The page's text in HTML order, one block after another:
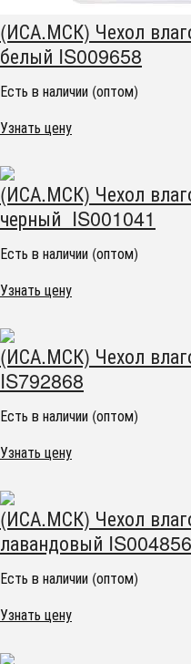
(ИСА.МСК) Чехол
белый IS009658
Есть в наличии (оптом)
Узнать цену
(ИСА.МСК) Чехол
черный IS001041
Есть в наличии (оптом)
Узнать цену
(ИСА.МСК) Чехол
IS792868
Есть в наличии (оптом)
Узнать цену
(ИСА.МСК) Чехол
лавандовый IS004856
Есть в наличии (оптом)
Узнать цену